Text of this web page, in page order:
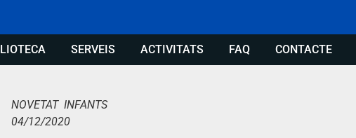
SERVEIS ACTIVITATS FAQ CONTACTE
NOVETAT INFANTS
04/12/2020